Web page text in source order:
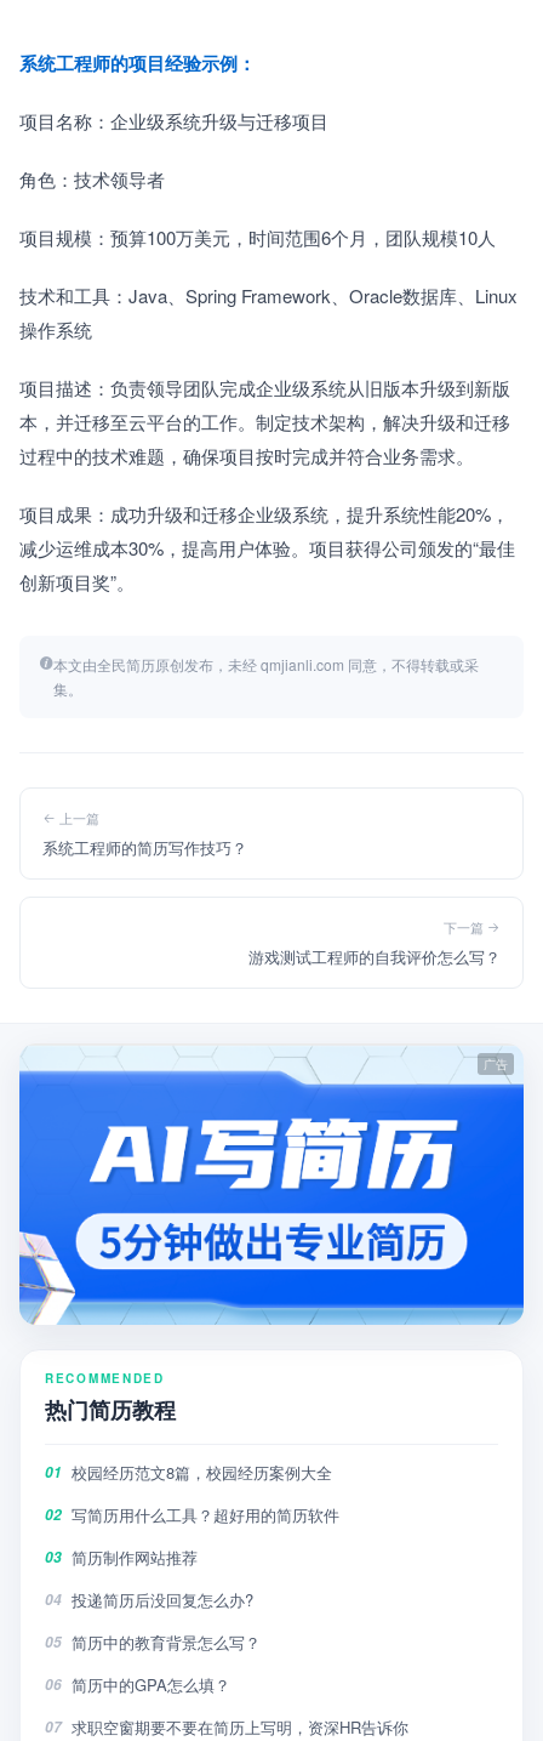
系统工程师的项目经验示例：
项目名称：企业级系统升级与迁移项目
角色：技术领导者
项目规模：预算100万美元，时间范围6个月，团队规模10人
技术和工具：Java、Spring Framework、Oracle数据库、Linux
操作系统
项目描述：负责领导团队完成企业级系统从旧版本升级到新版
本，并迁移至云平台的工作。制定技术架构，解决升级和迁移
过程中的技术难题，确保项目按时完成并符合业务需求。
项目成果：成功升级和迁移企业级系统，提升系统性能20%，
减少运维成本30%，提高用户体验。项目获得公司颁发的“最佳
创新项目奖”。
本文由全民简历原创发布，未经 qmjianli.com 同意，不得转载或采
集。
上一篇
系统工程师的简历写作技巧？
下一篇
游戏测试工程师的自我评价怎么写？
RECOMMENDED
热门简历教程
01 校园经历范文8篇，校园经历案例大全
02 写简历用什么工具？超好用的简历软件
03 简历制作网站推荐
04 投递简历后没回复怎么办?
05 简历中的教育背景怎么写？
06 简历中的GPA怎么填？
07 求职空窗期要不要在简历上写明，资深HR告诉你